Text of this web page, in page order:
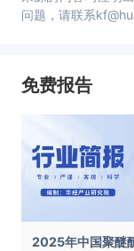
问题，请联系
免费报告
2025年中国聚醚